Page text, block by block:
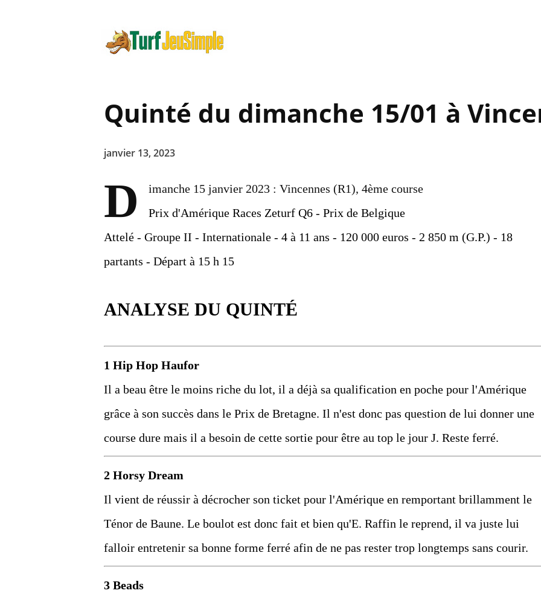
Quinté du dimanche 15/01 à
janvier 13, 2023
D
imanche 15 janvier 2023 : Vincennes (R1), 4ème course
Prix d'Amérique Races Zeturf Q6 - Prix de Belgique
Attelé - Groupe II - Internationale - 4 à 11 ans - 120 000 euros - 2 850 m (G.P.) - 18
partants - Départ à 15 h 15
ANALYSE DU QUINTÉ
1 Hip Hop Haufor
Il a beau être le moins riche du lot, il a déjà sa qualification en poche pour l'Amérique
grâce à son succès dans le Prix de Bretagne. Il n'est donc pas question de lui donner une
course dure mais il a besoin de cette sortie pour être au top le jour J. Reste ferré.
2 Horsy Dream
Il vient de réussir à décrocher son ticket pour l'Amérique en remportant brillamment le
Ténor de Baune. Le boulot est donc fait et bien qu'E. Raffin le reprend, il va juste lui
falloir entretenir sa bonne forme ferré afin de ne pas rester trop longtemps sans courir.
3 Beads